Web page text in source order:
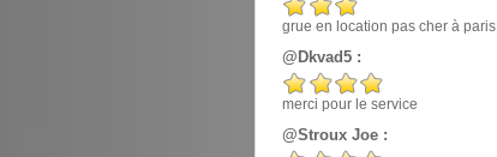
grue en location pas cher à paris
@Dkvad5 :
merci pour le service
@Stroux Joe :